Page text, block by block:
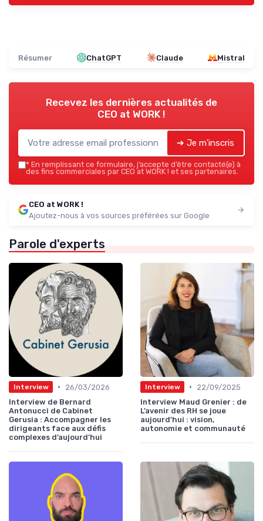
Résumer ChatGPT Claude Mistral
Recevez les dernières actualités de
CEO at WORK !
➔ Je m'inscris
* En remplissant ce formulaire, j’accepte d’être contacté(e) à
des fins commerciales par CEO at WORK ! et ses partenaires.
CEO at WORK !
Ajoutez-nous à vos sources préférées sur Google
Parole d'experts
Interview •
26/03/2026
Interview de Bernard
Antonucci de Cabinet
Gerusia : Accompagner les
dirigeants face aux défis
complexes d’aujourd’hui
Interview •
22/09/2025
Interview Maud Grenier : de
L’avenir des RH se joue
aujourd'hui : vision,
autonomie et communauté